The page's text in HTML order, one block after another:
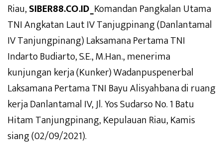
Riau,SIBER88.CO.ID_Komandan Pangkalan Utama
TNI Angkatan Laut IV Tanjugpinang (Danlantamal
IV Tanjungpinang) Laksamana Pertama TNI
Indarto Budiarto, S.E., M.Han., menerima
kunjungan kerja (Kunker) Wadanpuspenerbal
Laksamana Pertama TNI Bayu Alisyahbana di ruang
kerja Danlantamal IV, Jl. Yos Sudarso No. 1 Batu
Hitam Tanjungpinang, Kepulauan Riau, Kamis
siang (02/09/2021).